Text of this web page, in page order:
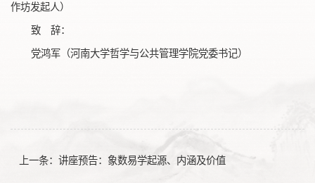
作坊发起人）
致 辞：
党鸿军（河南大学哲学与公共管理学院党委书记）
上一条： 讲座预告：象数易学起源、内涵及价值